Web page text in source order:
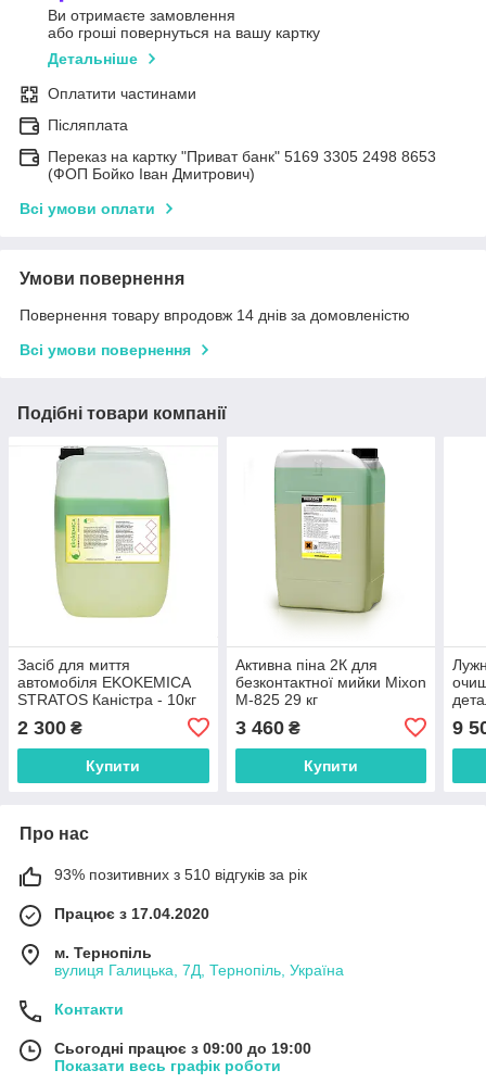
Ви отримаєте замовлення
або гроші повернуться на вашу картку
Детальніше
Оплатити частинами
Післяплата
Переказ на картку "Приват банк" 5169 3305 2498 8653
(ФОП Бойко Іван Дмитрович)
Всі умови оплати
Умови повернення
Повернення товару впродовж 14 днів за домовленістю
Всі умови повернення
Подібні товари компанії
Засіб для миття
автомобіля EKOKEMICA
STRATOS Каністра - 10кг
2 300 ₴
Купити
Активна піна 2К для
безконтактної мийки Mixon
M-825 29 кг
3 460₴
Купити
9
Про нас
93% позитивних з 510 відгуків за рік
Працює з 17.04.2020
м. Тернопіль
вулиця Галицька, 7Д, Тернопіль, Україна
Контакти
Сьогодні працює з 09:00 до 19:00
Показати весь графік роботи